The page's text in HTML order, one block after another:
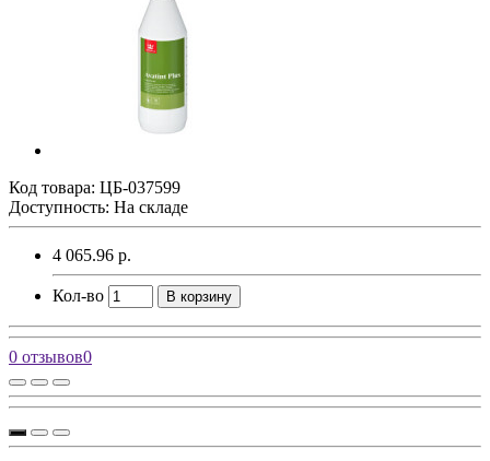
Код товара: ЦБ-037599
Доступность: На складе
4 065.96 р.
Кол-во В корзину
0 отзывов0